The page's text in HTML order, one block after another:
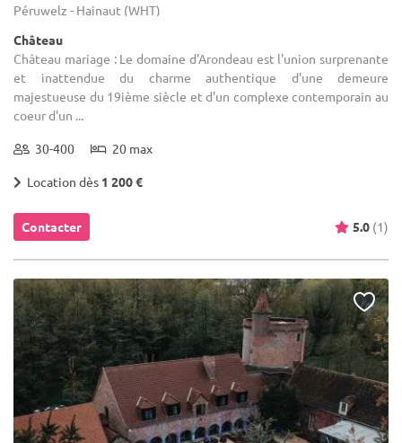
Péruwelz - Hainaut (WHT)
Château
Château mariage : Le domaine d'Arondeau est l'union surprenante
et inattendue du charme authentique d'une demeure
majestueuse du 19ième siècle et d'un complexe contemporain au
coeur d'un ...
30-400 20 max
Location dès 1 200 €
Contacter 5.0 (1)